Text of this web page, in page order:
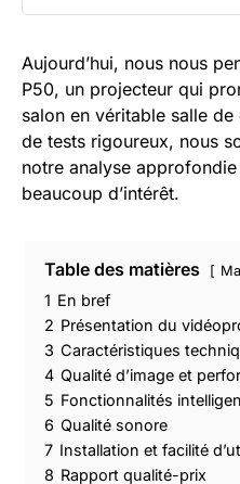
Aujourd’hui, nous nous
P50, un projecteur qui
salon en véritable salle
de tests rigoureux, nous
notre analyse
beaucoup d’intérêt.
Table des matières
1 En bref
2 Présentation du
3 Caractéristiques
4 Qualité d’image et
5 Fonctionnalités
6 Qualité sonore
7 Installation et facilité
8 Rapport qualité-prix